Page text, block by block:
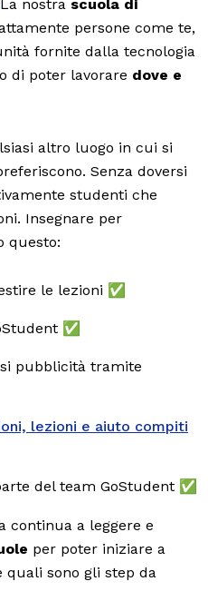
nostra scuola di
persone come te,
fornite dalla tecnologia
di poter lavorare dove e
altro luogo in cui si
Senza doversi
studenti che
Insegnare per
questo:
le lezioni ✅
✅
pubblicità tramite
lezioni e aiuto compiti
del team GoStudent ✅
continua a leggere e
per poter iniziare a
quali sono gli step da